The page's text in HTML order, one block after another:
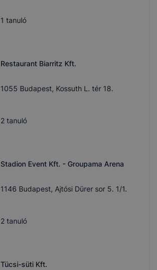
1 tanuló
Restaurant Biarritz Kft.
1055 Budapest, Kossuth L. tér 18.
2tanuló
Stadion Event Kft. - Groupama Arena
1146 Budapest, Ajtósi Dürer sor 5. 1/1.
2tanuló
Tücsi-süti Kft.